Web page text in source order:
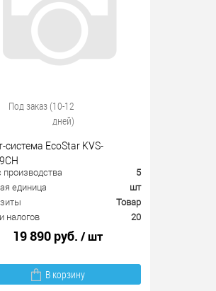
Под заказ (10-12
дней)
система EcoStar KVS-
производства
5
единица
шт
Товар
налогов
20
19 890 руб. / шт
В корзину